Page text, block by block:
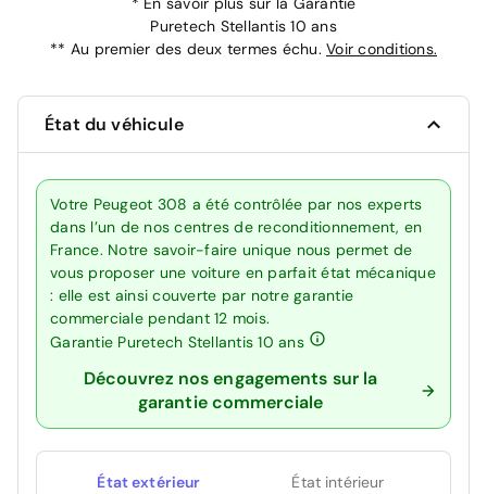
Puretech Stellantis 10 ans
** Au premier des deux termes échu. Voir conditions.
État du véhicule
Votre Peugeot 308 a été contrôlée par nos experts
dans l’un de nos centres de reconditionnement, en
France. Notre savoir-faire unique nous permet de
vous proposer une voiture en parfait état mécanique
: elle est ainsi couverte par notre garantie
commerciale pendant 12 mois.
Garantie Puretech Stellantis 10 ans
Découvrez nos engagements sur la
garantie commerciale
État extérieur État intérieur